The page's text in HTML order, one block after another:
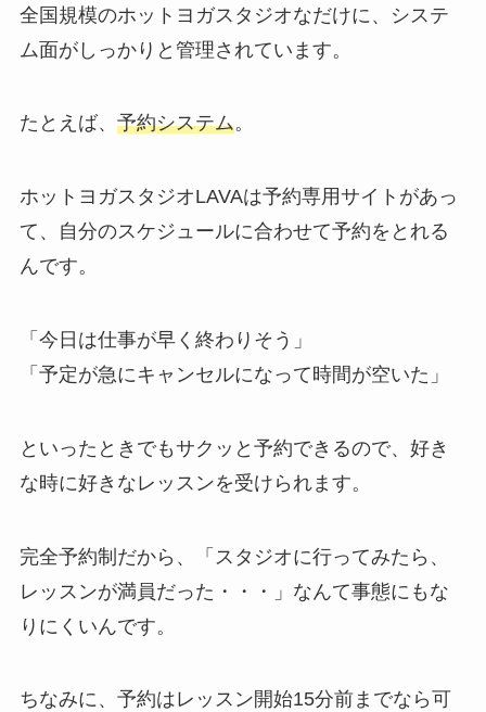
全国規模のホットヨガスタジオなだけに、システ
ム面がしっかりと管理されています。
たとえば、 予約システム。
ホットヨガスタジオLAVAは予約専用サイトがあっ
て、自分のスケジュールに合わせて予約をとれる
んです。
「今日は仕事が早く終わりそう」
「予定が急にキャンセルになって時間が空いた」
といったときでもサクッと予約できるので、好き
な時に好きなレッスンを受けられます。
完全予約制だから、
「スタジオに行ってみたら、
レッスンが満員だった・・・」 なんて事態にもな
りにくいんです。
ちなみに、予約はレッスン開始15分前までなら可